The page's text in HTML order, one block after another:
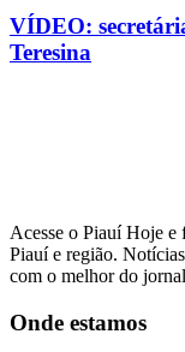
VÍDEO:
Teresina
Acesse o Piauí Hoje e
Piauí e região.
com o melhor do
Onde estamos